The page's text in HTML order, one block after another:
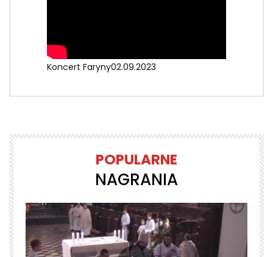
Koncert Faryny02.09.2023
POPULARNE
NAGRANIA